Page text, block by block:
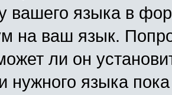
вашего языка в
на ваш язык.
ли он
нужного языка